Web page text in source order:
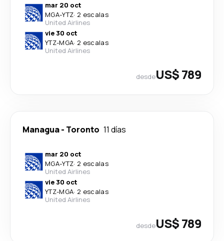
mar 20 oct
MGA-YTZ· 2 escalas
United Airlines
vie 30 oct
YTZ-MGA· 2 escalas
United Airlines
desdeUS$ 789
Managua- Toronto 11 días
mar 20 oct
MGA-YTZ· 2 escalas
United Airlines
vie 30 oct
YTZ-MGA· 2 escalas
United Airlines
desdeUS$ 789